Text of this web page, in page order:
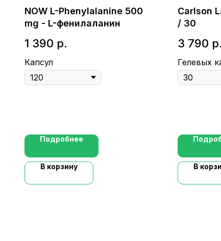
NOW L-Phenylalanine 500
mg - L-фенилаланин
1 390 р.
Капсул
Подробнее
В корзину
Carlson
/ 30
3 790 р.
Гелевых
В